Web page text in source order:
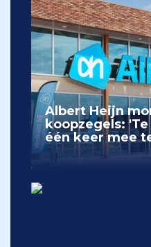
Albert Heijn
koopzegels:
één keer mee